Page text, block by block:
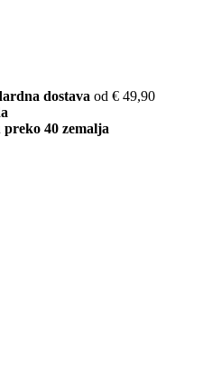
dostava od € 49,90
preko 40 zemalja